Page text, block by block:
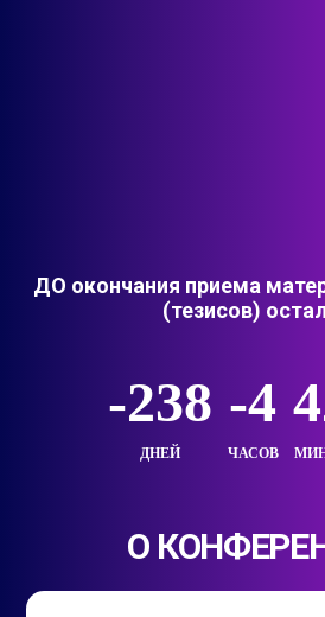
ДО окончания приема
(тезисов)
-238 -4
ДНЕЙ ЧАСОВ
О